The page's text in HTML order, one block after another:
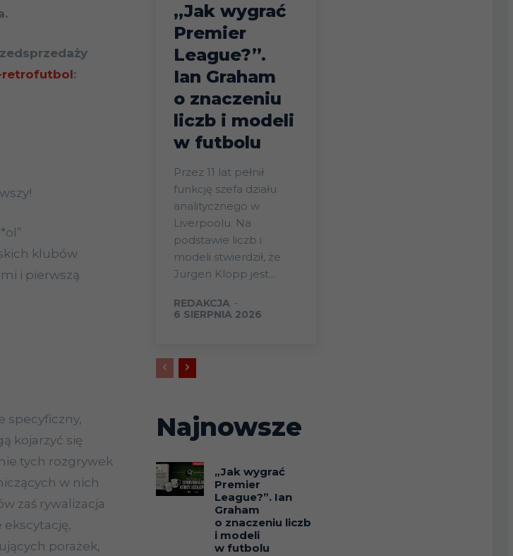
retrofutbol:
klubów
i pierwszą
specyficzny,
kojarzyć się
tych rozgrywek
w nich
zaś rywalizacja
porażek,
„Jak wygrać
Premier
League?”.
Ian Graham
o znaczeniu
liczb i modeli
w futbolu
Przez 11 lat pełnił
funkcję szefa działu
analitycznego w
Liverpoolu. Na
podstawie liczb i
modeli stwierdził, że
Jurgen Klopp jest...
REDAKCJA -
6 SIERPNIA 2026
Najnowsze
„Jak wygrać
Premier
League?”. Ian
Graham
o znaczeniu liczb
i modeli
w futbolu